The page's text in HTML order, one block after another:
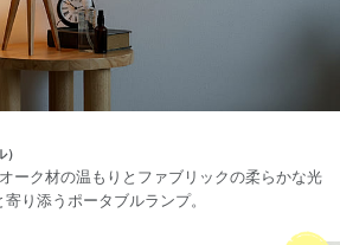
計 デザイン家電
ーズ・
ョン
ル・パラソル
ンチ
ーク材の温もりとファブリックの柔らかな光
り添うポータブルランプ。